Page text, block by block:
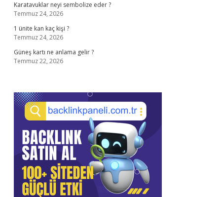
Karatavuklar neyi sembolize eder ?
Temmuz 24, 2026
1 ünite kan kaç kişi ?
Temmuz 24, 2026
Güneş kartı ne anlama gelir ?
Temmuz 22, 2026